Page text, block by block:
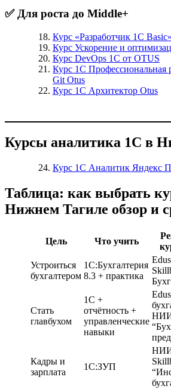
✅ Для роста до Middle+
Курс «Разработчик 1С
Курс Ускорение и
Курс DevOps 1С от OTUS
Курс 1С Профессиональная
Git Otus
Курс 1С Архитектор Otus
Курсы аналитика 1С в
Курс 1С Аналитик Яндекс
Таблица: как выбрать
Нижнем Тагиле обзор и
Цель Что учить
Устроиться
бухгалтером
1С:Бухгалтерия
8.3 + практика
Стать
главбухом
1С +
отчётность +
управленческие
навыки
Кадры и
зарплата
1С:ЗУП